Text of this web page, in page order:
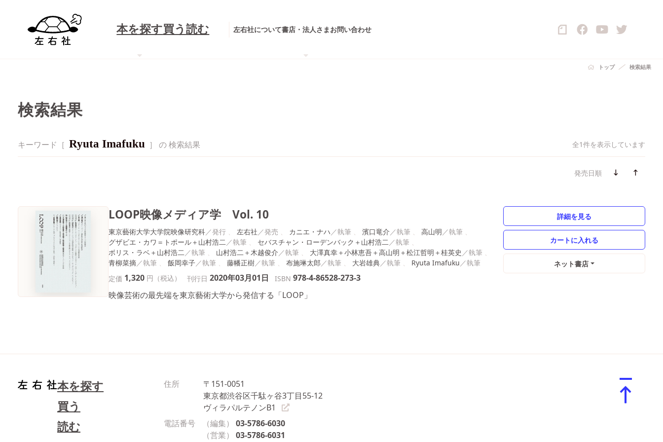
本を探す買う読む 左右社について書店・法人さまお問い合わせ
トップ 検索結果
検索結果
キーワード［ Ryuta Imafuku ］ の 検索結果 全1件を表示しています
発売日順
LOOP映像メディア学 Vol. 10
東京藝術大学大学院映像研究科 左右社 カニエ・ナハ 濱口竜介
高山明
グザビエ・カワ＝トポール＋山村浩二
セバスチャン・ローデンバック＋山村浩二
ボリス・ラベ＋山村浩二
山村浩二＋木越俊介
大澤真幸＋小林恵吾＋高山明＋松江哲明＋桂英史
青柳菜摘
飯岡幸子 藤幡正樹 布施琳太郎 大岩雄典
Ryuta Imafuku
定価 1,320 円（税込） 刊行日 2020年03月01日 ISBN 978-4-86528-273-3
映像芸術の最先端を東京藝術大学から発信する「LOOP」
詳細を見る
ネット書店
本を探す
買う
読む
住所
〒151-0051
東京都渋谷区千駄ヶ谷3丁目55-12
ヴィラパルテノンB1
電話番号
（編集）
03-5786-6030
（営業）
03-5786-6031